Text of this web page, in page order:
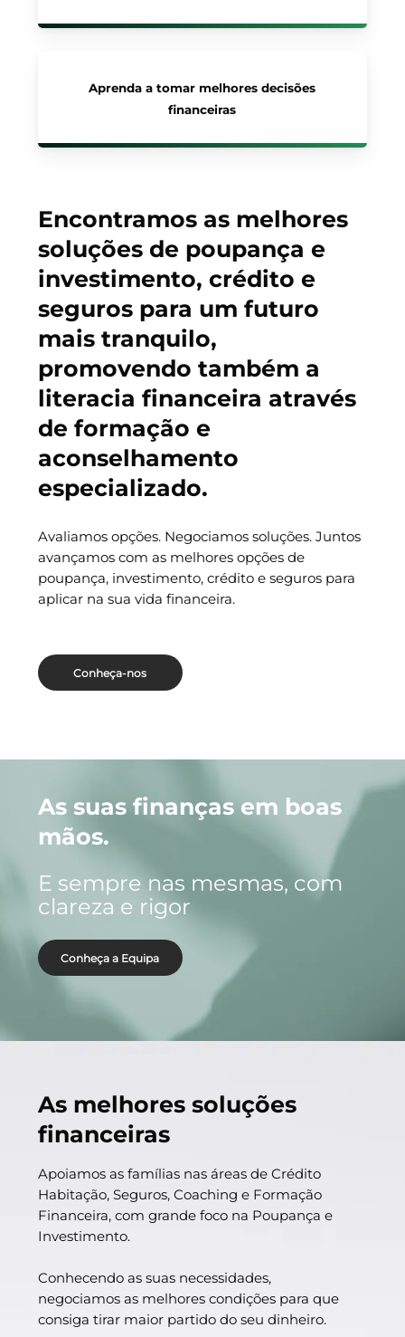
Aprenda a tomar melhores decisões
financeiras
Encontramos as melhores
soluções de poupança e
investimento, crédito e
seguros para um futuro
mais tranquilo,
promovendo também a
literacia financeira através
de formação e
aconselhamento
especializado.
Avaliamos opções. Negociamos soluções. Juntos
avançamos com as melhores opções de
poupança, investimento, crédito e seguros para
aplicar na sua vida financeira.
Conheça-nos
As suas finanças em boas
mãos.
E sempre nas mesmas, com
clareza e rigor
Conheça a Equipa
As melhores soluções
financeiras
Apoiamos as famílias nas áreas de Crédito
Habitação, Seguros, Coaching e Formação
Financeira, com grande foco na Poupança e
Investimento.
Conhecendo as suas necessidades,
negociamos as melhores condições para que
consiga tirar maior partido do seu dinheiro.